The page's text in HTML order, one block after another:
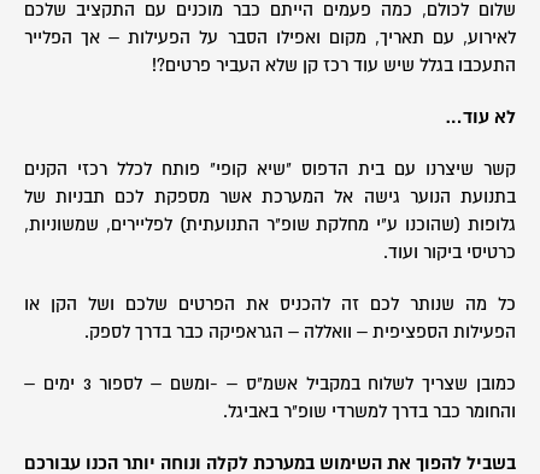
שלום לכולם, כמה פעמים הייתם כבר מוכנים עם התקציב שלכם
לאירוע, עם תאריך, מקום ואפילו הסבר על הפעילות – אך הפלייר
התעכבו בגלל שיש עוד רכז קן שלא העביר פרטים?!
לא עוד…
קשר שיצרנו עם בית הדפוס "שיא קופי" פותח לכלל רכזי הקנים
בתנועת הנוער גישה אל המערכת אשר מספקת לכם תבניות של
גלופות (שהוכנו ע"י מחלקת שופ"ר התנועתית) לפליירים, שמשוניות,
כרטיסי ביקור ועוד.
כל מה שנותר לכם זה להכניס את הפרטים שלכם ושל הקן או
הפעילות הספציפית – וואללה – הגראפיקה כבר בדרך לספק.
כמובן שצריך לשלוח במקביל אשמ"ס – -ומשם – לספור 3 ימים –
והחומר כבר בדרך למשרדי שופ"ר באביגל.
בשביל להפוך את השימוש במערכת לקלה ונוחה יותר הכנו עבורכם